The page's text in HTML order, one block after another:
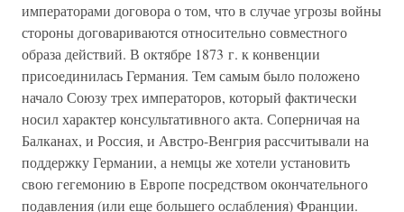
императорами договора о том, что в случае угрозы войны
стороны договариваются относительно совместного
образа действий. В октябре 1873 г. к конвенции
присоединилась Германия. Тем самым было положено
начало Союзу трех императоров, который фактически
носил характер консультативного акта. Соперничая на
Балканах, и Россия, и Австро-Венгрия рассчитывали на
поддержку Германии, а немцы же хотели установить
свою гегемонию в Европе посредством окончательного
подавления (или еще большего ослабления) Франции.